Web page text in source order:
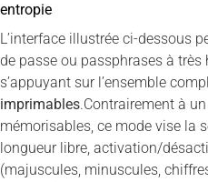
entropie
L’interface illustrée ci-dessous
de passe ou passphrases à très
s’appuyant sur l’ensemble
imprimables.Contrairement à
mémorisables, ce mode vise la
longueur libre, activation/
(majuscules, minuscules,